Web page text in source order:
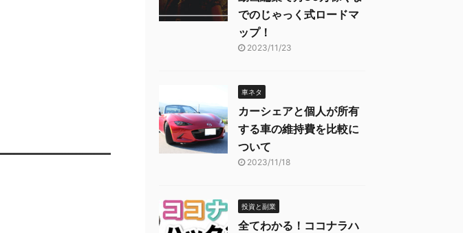
でのじゃっく式ロードマ
ップ！
2023/11/23
車ネタ
カーシェアと個人が所有
する車の維持費を比較に
ついて
2023/11/18
投資と副業
全てわかる！ココナラハ